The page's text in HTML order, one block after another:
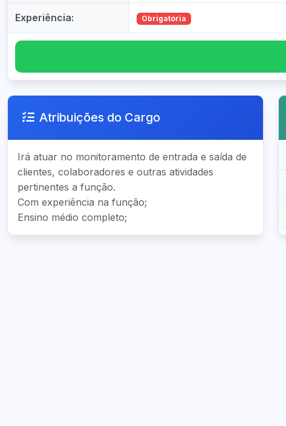
Experiência: Obrigatória
Atribuições do Cargo
Irá atuar no monitoramento de entrada e saída de
clientes, colaboradores e outras atividades
pertinentes a função.
Com experiência na função;
Ensino médio completo;